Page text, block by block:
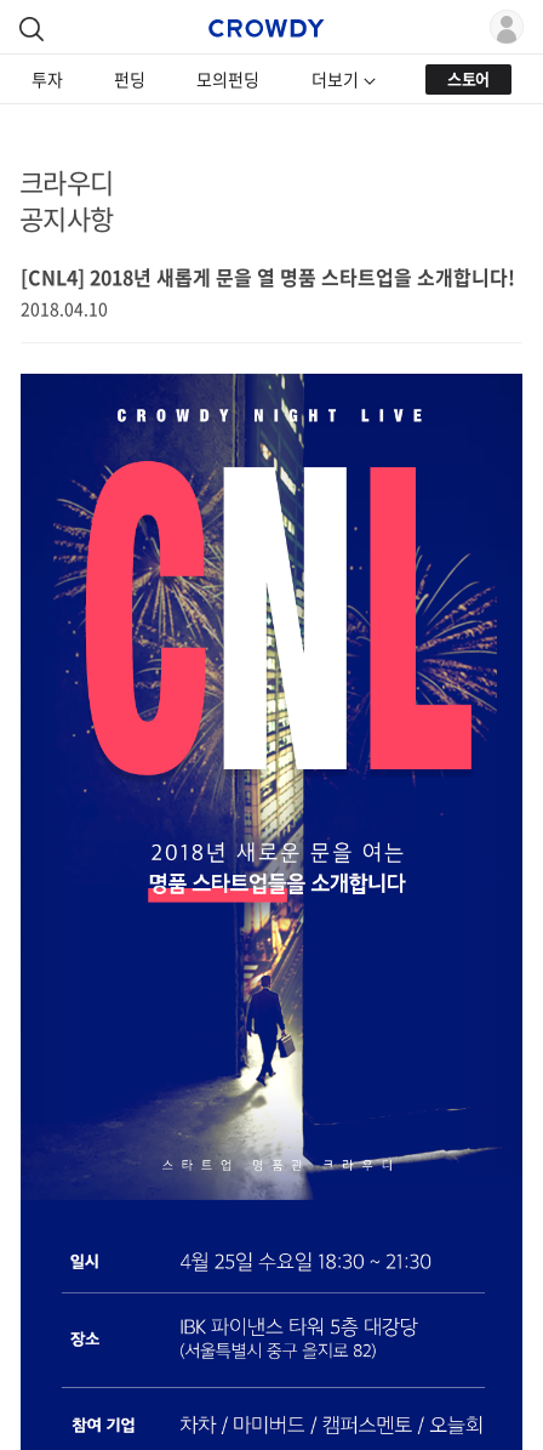
투자 펀딩 모의펀딩 더보기 스토어
크라우디
공지사항
[CNL4] 2018년 새롭게 문을 열 명품 스타트업을 소개합니다!
2018.04.10